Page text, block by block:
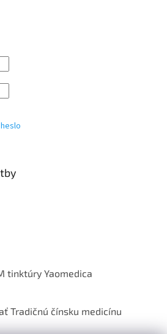
tinktúry Yaomedica
Tradičnú čínsku medicínu